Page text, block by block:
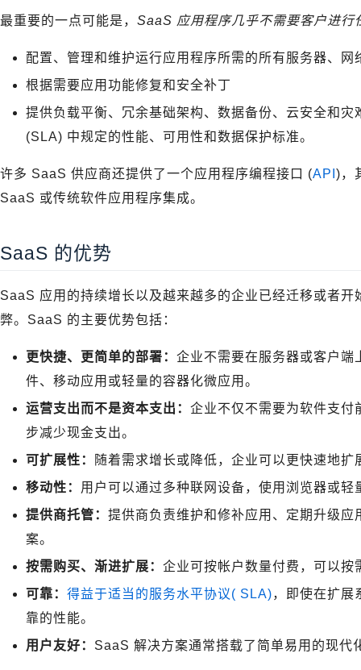
最重要的一点可能是， SaaS 应用程序几乎不需要客户进行
配置、管理和维护运行应用程序所需的所有服务器、
根据需要应用功能修复和安全补丁
提供负载平衡、冗余基础架构、数据备份、云安全和
(SLA) 中规定的性能、可用性和数据保护标准。
许多 SaaS 供应商还提供了一个应用程序编程接口 (API )，
SaaS 或传统软件应用程序集成。
SaaS 的优势
SaaS 应用的持续增长以及越来越多的企业已经迁移或者
弊。SaaS 的主要优势包括：
更快捷、更简单的部署： 企业不需要在服务器或客户
件、移动应用或轻量的容器化微应用。
运营支出而不是资本支出： 企业不仅不需要为软件支付
步减少现金支出。
可扩展性：
随着需求增长或降低，企业可以更快速地扩
移动性： 用户可以通过多种联网设备，使用浏览器或
提供商托管： 提供商负责维护和修补应用、定期升级
案。
按需购买、渐进扩展： 企业可按帐户数量付费，可以按
可靠： 得益于适当的服务水平协议( SLA)，即使在扩展
靠的性能。
用户友好： SaaS 解决方案通常搭载了简单易用的现代